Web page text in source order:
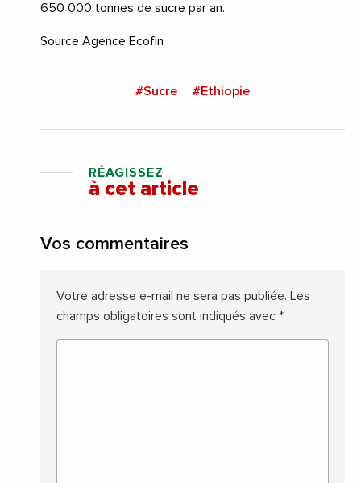
650 000 tonnes de sucre par an.
Source Agence Ecofin
#Sucre #Ethiopie
RÉAGISSEZ
à cet article
Vos commentaires
Votre adresse e-mail ne sera pas publiée. Les
champs obligatoires sont indiqués avec *